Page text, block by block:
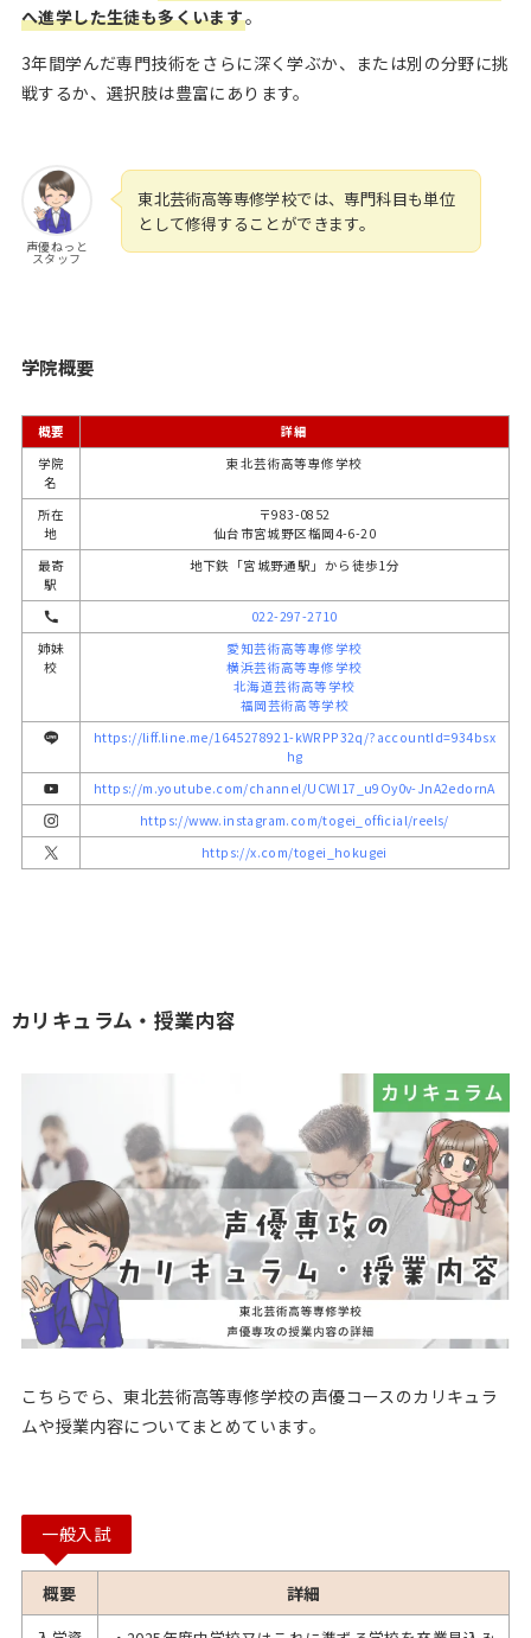
へ進学した生徒も多くいます。
3年間学んだ専門技術をさらに深く学ぶか、または別の分野に挑
戦するか、選択肢は豊富にあります。
声優ねっと
スタッフ
東北芸術高等専修学校では、専門科目も単位
として修得することができます。
学院概要
概要
詳細
学院
名
東北芸術高等専修学校
所在
地
〒983-0852
仙台市宮城野区榴岡4-6-20
最寄
駅
地下鉄「宮城野通駅」から徒歩1分
022-297-2710
姉妹
校
愛知芸術高等專修学校
横浜芸術高等専修学校
北海道芸術高等学校
福岡芸術高等学校
https://liff.line.me/1645278921-kWRPP32q/?accountId=934bsx
hg
https://m.youtube.com/channel/UCWl17_u9Oy0v-JnA2edornA
https://www.instagram.com/togei_official/reels/
https://x.com/togei_hokugei
カリキュラム・授業内容
こちらでら、東北芸術高等専修学校の声優コースのカリキュラ
ムや授業内容についてまとめています。
一般入試
概要 詳細